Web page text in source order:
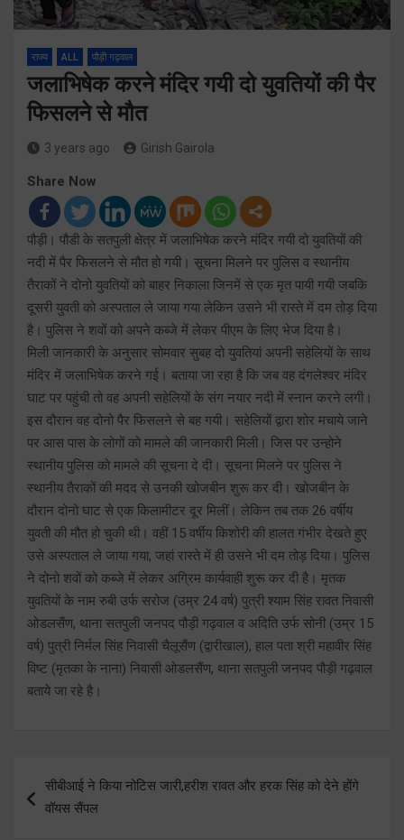
राज्य ALL पौड़ी गढ़वाल
जलाभिषेक करने मंदिर गयी दो युवतियों की पैर
फिसलने से मौत
3 years ago Girish Gairola
Share Now
पौड़ी। पौडी के सतपुली क्षेत्र में जलाभिषेक करने मंदिर गयी दो युवतियों की
नदी में पैर फिसलने से मौत हो गयी। सूचना मिलने पर पुलिस व स्थानीय
तैराकों ने दोनो युवतियों को बाहर निकाला जिनमें से एक मृत पायी गयी जबकि
दूसरी युवती को अस्पताल ले जाया गया लेकिन उसने भी रास्ते में दम तोड़ दिया
है। पुलिस ने शवों को अपने कब्जे में लेकर पीएम के लिए भेज दिया है।
मिली जानकारी के अनुसार सोमवार सुबह दो युवतियां अपनी सहेलियों के साथ
मंदिर में जलाभिषेक करने गई। बताया जा रहा है कि जब वह दंगलेश्वर मंदिर
घाट पर पहुंची तो वह अपनी सहेलियों के संग नयार नदी में स्नान करने लगी।
इस दौरान वह दोनो पैर फिसलने से बह गयी। सहेलियों द्वारा शोर मचाये जाने
पर आस पास के लोगों को मामले की जानकारी मिली। जिस पर उन्होने
स्थानीय पुलिस को मामले की सूचना दे दी। सूचना मिलने पर पुलिस ने
स्थानीय तैराकों की मदद से उनकी खोजबीन शुरू कर दी। खोजबीन के
दौरान दोनो घाट से एक किलामीटर दूर मिलीं। लेकिन तब तक 26 वर्षीय
युवती की मौत हो चुकी थी। वहीं 15 वर्षीय किशोरी की हालत गंभीर देखते हुए
उसे अस्पताल ले जाया गया, जहां रास्ते में ही उसने भी दम तोड़ दिया। पुलिस
ने दोनो शवों को कब्जे में लेकर अग्रिम कार्यवाही शुरू कर दी है। मृतक
युवतियों के नाम रुबी उर्फ सरोज (उम्र 24 वर्ष) पुत्री श्याम सिंह रावत निवासी
ओडलसैंण, थाना सतपुली जनपद पौड़ी गढ़वाल व अदिति उर्फ सोनी (उम्र 15
वर्ष) पुत्री निर्मल सिंह निवासी चैलूसैंण (द्वारीखाल), हाल पता श्री महावीर सिंह
विष्ट (मृतका के नाना) निवासी ओडलसैंण, थाना सतपुली जनपद पौड़ी गढ़वाल
बताये जा रहे है।
navigation
सीबीआई ने किया नोटिस जारी,हरीश रावत और हरक सिंह को देने होंगे
वॉयस सैंपल